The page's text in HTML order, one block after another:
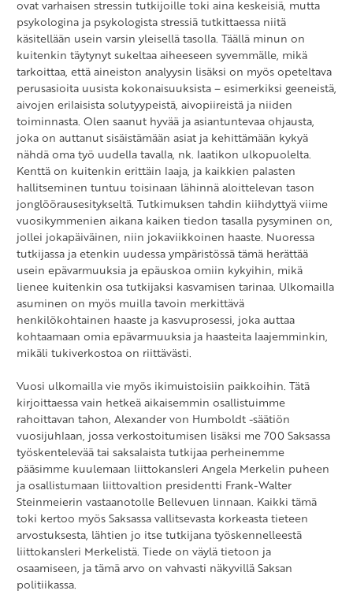
ovat varhaisen stressin tutkijoille toki aina keskeisiä, mutta
psykologina ja psykologista stressiä tutkittaessa niitä
käsitellään usein varsin yleisellä tasolla. Täällä minun on
kuitenkin täytynyt sukeltaa aiheeseen syvemmälle, mikä
tarkoittaa, että aineiston analyysin lisäksi on myös opeteltava
perusasioita uusista kokonaisuuksista – esimerkiksi geeneistä,
aivojen erilaisista solutyypeistä, aivopiireistä ja niiden
toiminnasta. Olen saanut hyvää ja asiantuntevaa ohjausta,
joka on auttanut sisäistämään asiat ja kehittämään kykyä
nähdä oma työ uudella tavalla, nk. laatikon ulkopuolelta.
Kenttä on kuitenkin erittäin laaja, ja kaikkien palasten
hallitseminen tuntuu toisinaan lähinnä aloittelevan tason
jonglöörausesitykseltä. Tutkimuksen tahdin kiihdyttyä viime
vuosikymmenien aikana kaiken tiedon tasalla pysyminen on,
jollei jokapäiväinen, niin jokaviikkoinen haaste. Nuoressa
tutkijassa ja etenkin uudessa ympäristössä tämä herättää
usein epävarmuuksia ja epäuskoa omiin kykyihin, mikä
lienee kuitenkin osa tutkijaksi kasvamisen tarinaa. Ulkomailla
asuminen on myös muilla tavoin merkittävä
henkilökohtainen haaste ja kasvuprosessi, joka auttaa
kohtaamaan omia epävarmuuksia ja haasteita laajemminkin,
mikäli tukiverkostoa on riittävästi.
Vuosi ulkomailla vie myös ikimuistoisiin paikkoihin. Tätä
kirjoittaessa vain hetkeä aikaisemmin osallistuimme
rahoittavan tahon, Alexander von Humboldt -säätiön
vuosijuhlaan, jossa verkostoitumisen lisäksi me 700 Saksassa
työskentelevää tai saksalaista tutkijaa perheinemme
pääsimme kuulemaan liittokansleri Angela Merkelin puheen
ja osallistumaan liittovaltion presidentti Frank-Walter
Steinmeierin vastaanotolle Bellevuen linnaan. Kaikki tämä
toki kertoo myös Saksassa vallitsevasta korkeasta tieteen
arvostuksesta, lähtien jo itse tutkijana työskennelleestä
liittokansleri Merkelistä. Tiede on väylä tietoon ja
osaamiseen, ja tämä arvo on vahvasti näkyvillä Saksan
politiikassa.